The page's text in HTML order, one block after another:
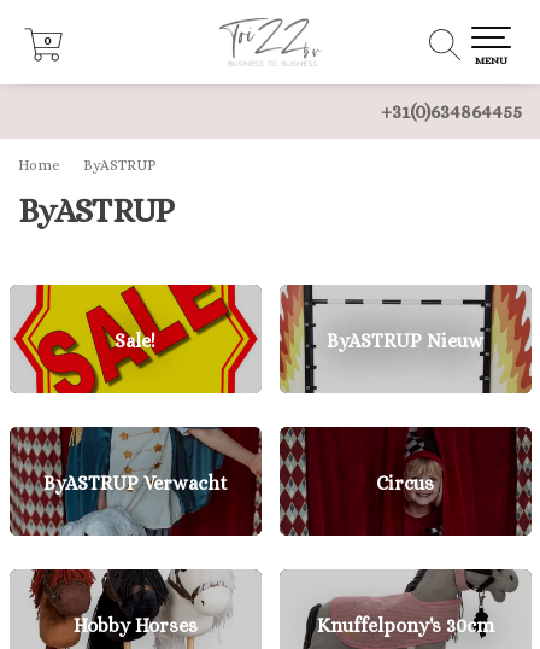
+31(0)634864455
0
0
MENU
Home ByASTRUP
ByASTRUP
Sale! ByASTRUP Nieuw
ByASTRUP Verwacht Circus
Hobby Horses Knuffelpony's 30cm